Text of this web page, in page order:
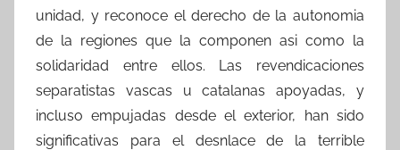
unidad, y reconoce el derecho de la autonomia
de la regiones que la componen asi como la
solidaridad entre ellos. Las revendicaciones
separatistas vascas u catalanas apoyadas, y
incluso empujadas desde el exterior, han sido
significativas para el desnlace de la terrible